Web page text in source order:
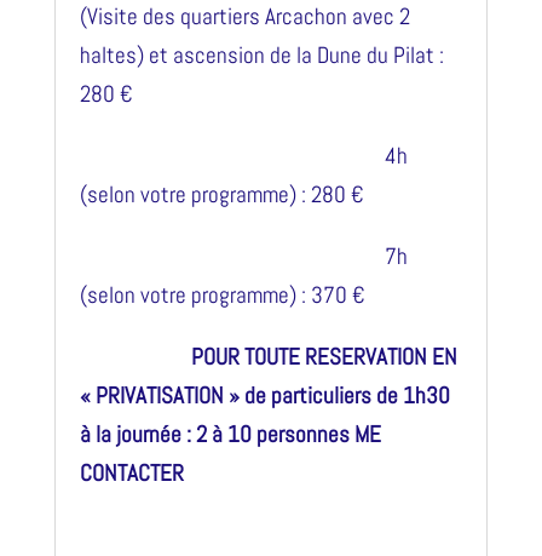
(Visite des quartiers Arcachon avec 2
haltes) et ascension de la Dune du Pilat :
280 €
4h
(selon votre programme) : 280 €
7h
(selon votre programme) : 370 €
POUR TOUTE RESERVATION EN
« PRIVATISATION » de particuliers de 1h30
à la journée : 2 à 10 personnes ME
CONTACTER